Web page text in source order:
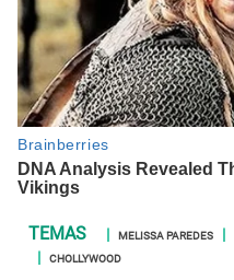
MELISSA PAREDES
CHOLLYWOOD